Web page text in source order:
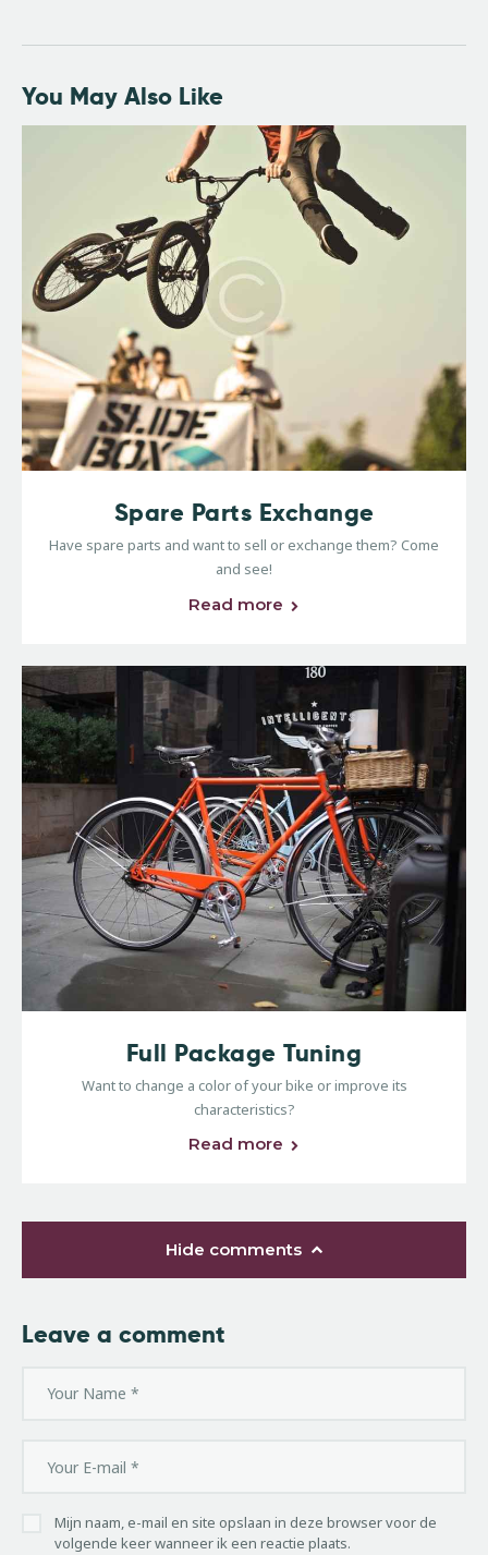
You May Also Like
Spare Parts Exchange
Have spare parts and want to sell or exchange them? Come
and see!
Read more
Full Package Tuning
Want to change a color of your bike or improve its
characteristics?
Read more
Hide comments
Leave a comment
Mijn naam, e-mail en site opslaan in deze browser voor de
volgende keer wanneer ik een reactie plaats.